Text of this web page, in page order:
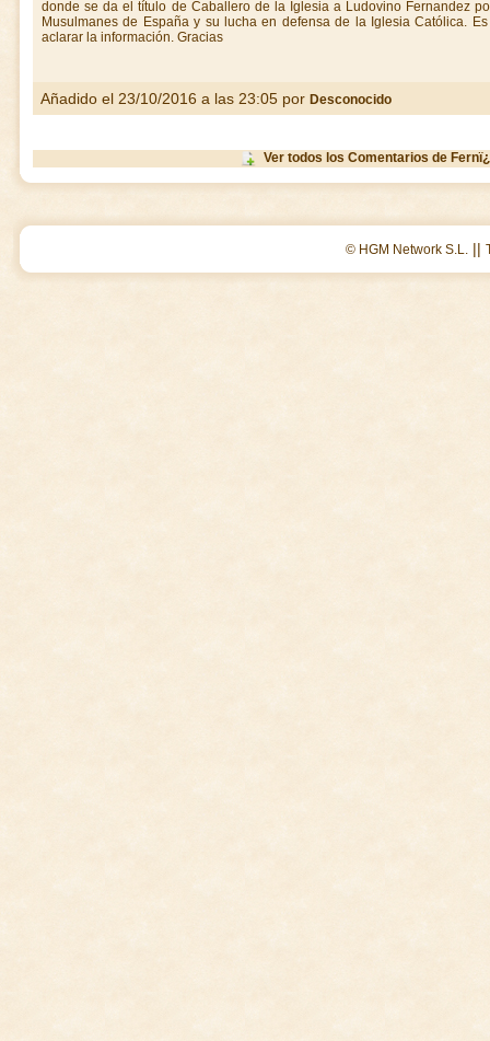
donde se da el título de Caballero de la Iglesia a Ludovino Fernandez
Musulmanes de España y su lucha en defensa de la Iglesia Católica.
aclarar la información. Gracias
Añadido el 23/10/2016 a las 23:05 por Desconocido
Ver todos los Comentarios de
© HGM Network S.L. ||